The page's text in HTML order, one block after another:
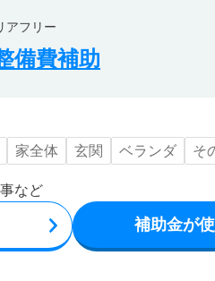
アフリー
備費補助
家全体 玄関 ベランダ
そ
など
補助金が